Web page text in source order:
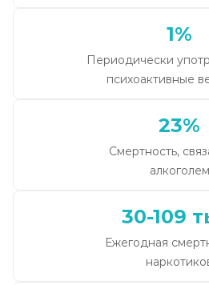
1%
Периодически
психоактивные
23%
Смертность,
алкоголем
30-109
Ежегодная